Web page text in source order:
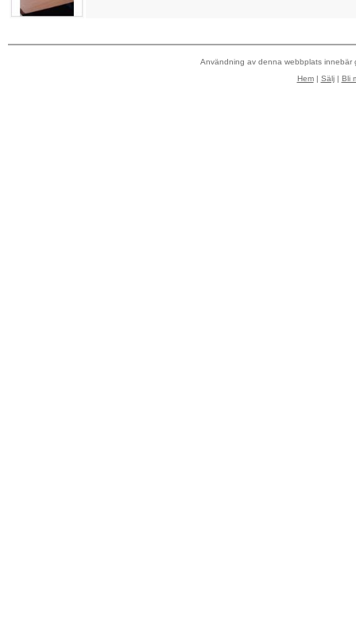
Användning av denna webbplats
Hem| Sälj| Bli